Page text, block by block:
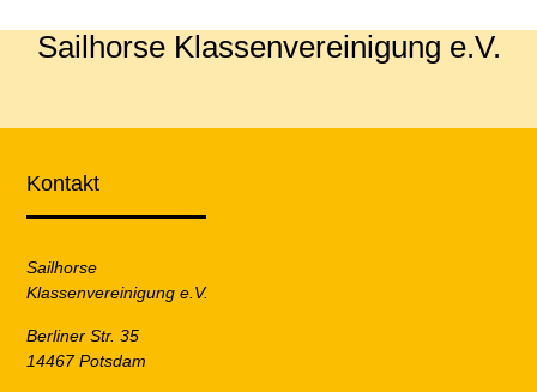
Sailhorse Klassenvereinigung e.V.
Kontakt
Sailhorse
Klassenvereinigung e.V.
Berliner Str. 35
14467 Potsdam